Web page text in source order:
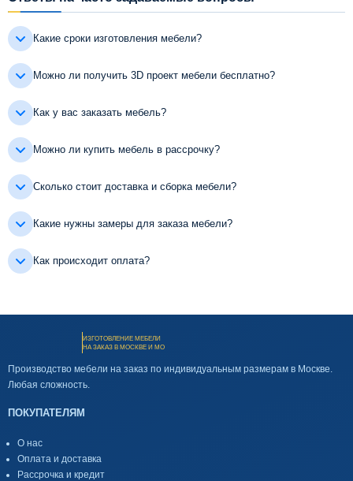
Какие сроки изготовления мебели?
Можно ли получить 3D проект мебели бесплатно?
Как у вас заказать мебель?
Можно ли купить мебель в рассрочку?
Сколько стоит доставка и сборка мебели?
Какие нужны замеры для заказа мебели?
Как происходит оплата?
ИЗГОТОВЛЕНИЕ МЕБЕЛИ
НА ЗАКАЗ В МОСКВЕ И МО
Производство мебели на заказ по индивидуальным размерам в Москве.
Любая сложность.
ПОКУПАТЕЛЯМ
О нас
Оплата и доставка
Рассрочка и кредит